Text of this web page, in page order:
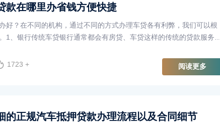
款在哪里办省钱方便快捷
好？在不同的机构，通过不同的方式办理车贷各有利弊，我们可以根
1、银行传统车贷银行通常都会有房贷、车贷这样的传统的贷款服务，
1723 + 阅读更多
的正规汽车抵押贷款办理流程以及合同细节